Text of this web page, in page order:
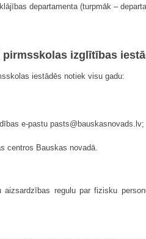
departamenta (turpmāk –
izglītības
iestādēs notiek visu gadu:
e-pastu pasts@bauskasnovads.lv;
centros Bauskas novadā.
regulu par fizisku